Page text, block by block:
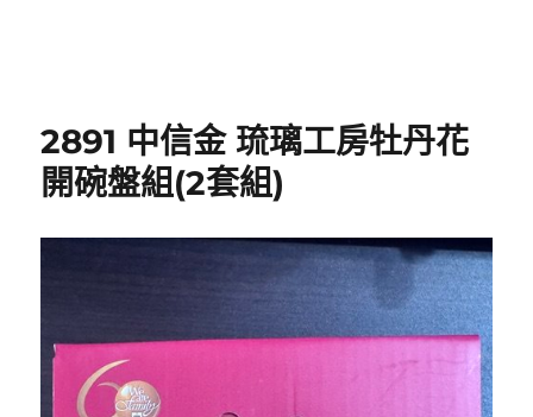
2891 中信金 琉璃工房牡丹花
開碗盤組(2套組)